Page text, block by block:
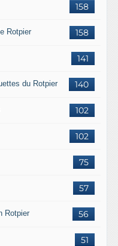
158
158
Rotpier
141
140
du Rotpier
102
102
75
57
56
Rotpier
51